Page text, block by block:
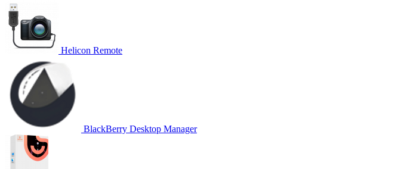
Helicon Remote
BlackBerry Desktop Manager